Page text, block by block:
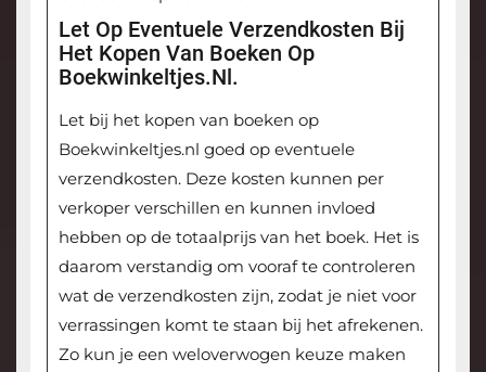
Let Op Eventuele Verzendkosten Bij
Het Kopen Van Boeken Op
Boekwinkeltjes.nl.
Let bij het kopen van boeken op
Boekwinkeltjes.nl goed op eventuele
verzendkosten. Deze kosten kunnen per
verkoper verschillen en kunnen invloed
hebben op de totaalprijs van het boek. Het is
daarom verstandig om vooraf te controleren
wat de verzendkosten zijn, zodat je niet voor
verrassingen komt te staan bij het afrekenen.
Zo kun je een weloverwogen keuze maken